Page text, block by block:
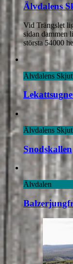
Älvdalens
Vid Trängslet
sidan dammen
största 54000
Älvdalens
Älvdalens
Snodskallen
Älvdalen